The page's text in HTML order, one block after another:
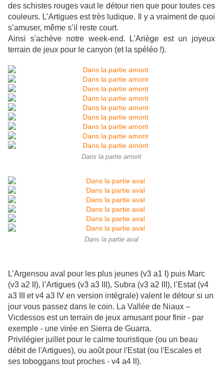
des schistes rouges vaut le détour rien que pour toutes ces
couleurs. L’Artigues est très ludique. Il y a vraiment de quoi
s’amuser, même s’il reste court.
Ainsi s'achève notre week-end. L'Ariège est un joyeux
terrain de jeux pour le canyon (et la spéléo !).
Dans la partie amont
Dans la partie aval
L’Argensou aval pour les plus jeunes (v3 a1 I) puis Marc
(v3 a2 II), l’Artigues (v3 a3 III), Subra (v3 a2 III), l’Estat (v4
a3 III et v4 a3 IV en version intégrale) valent le détour si un
jour vous passez dans le coin. La Vallée de Niaux –
Vicdessos est un terrain de jeux amusant pour finir - par
exemple - une virée en Sierra de Guarra.
Privilégier juillet pour le calme touristique (ou un beau
débit de l'Artigues), ou août pour l'Estat (ou l'Escales et
ses toboggans tout proches - v4 a4 II).